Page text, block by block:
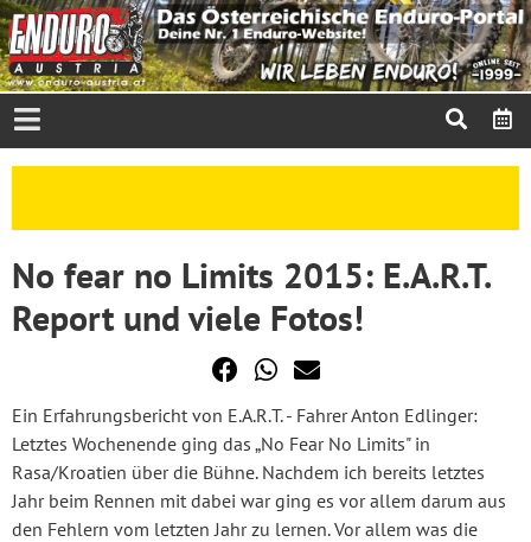
No fear no Limits 2015: E.A.R.T.
Report und viele Fotos!
Ein Erfahrungsbericht von E.A.R.T. - Fahrer Anton Edlinger:
Letztes Wochenende ging das „No Fear No Limits" in
Rasa/Kroatien über die Bühne. Nachdem ich bereits letztes
Jahr beim Rennen mit dabei war ging es vor allem darum aus
den Fehlern vom letzten Jahr zu lernen. Vor allem was die